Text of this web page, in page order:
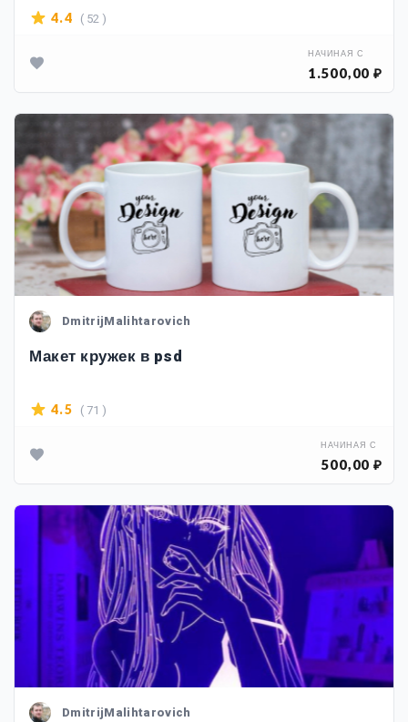
4.4 ( 52 )
НАЧИНАЯ С
1.500,00 ₽
DmitrijMalihtarovich
Макет кружек в psd
4.5 ( 71 )
НАЧИНАЯ С
500,00 ₽
DmitrijMalihtarovich